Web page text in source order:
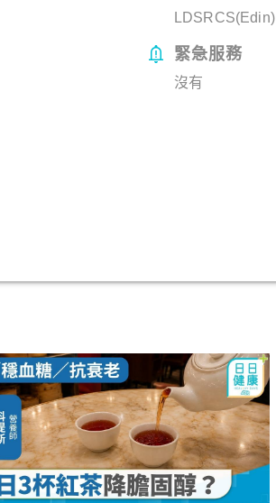
LDSRCS(Edin)
緊急服務
沒有